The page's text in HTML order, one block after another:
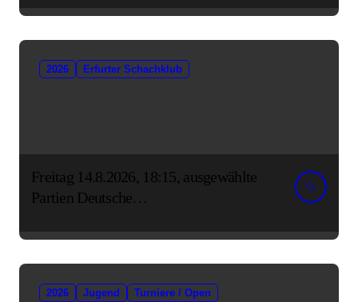
2026 Erfurter Schachklub
Freitag 14.8.2026, 18:15, ausgewählte
Partien Deutsche
2026 Jugend Turniere / Open